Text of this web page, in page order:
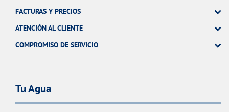
FACTURAS Y PRECIOS
ATENCIÓN AL CLIENTE
COMPROMISO DE SERVICIO
Tu Agua